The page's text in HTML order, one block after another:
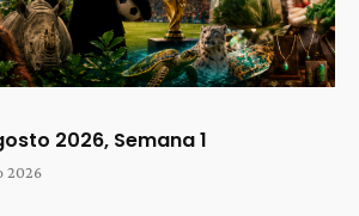
2026, Semana 1
2026